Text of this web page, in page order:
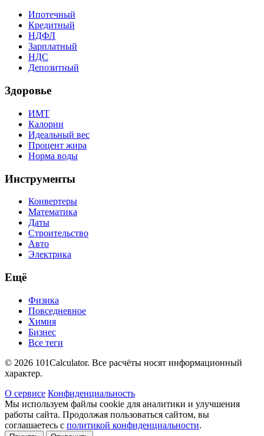
Ипотечный
Кредитный
НДФЛ
Зарплатный
НДС
Депозитный
Здоровье
ИМТ
Калории
Идеальный вес
Процент жира
Норма воды
Инструменты
Конвертеры
Математика
Даты
Строительство
Авто
Электрика
Ещё
Физика
Повседневное
Химия
Бизнес
Все теги
© 2026 101Calculator. Все расчёты носят информационный
характер.
О сервисе Конфиденциальность
Мы используем файлы cookie для аналитики и улучшения
работы сайта. Продолжая пользоваться сайтом, вы
соглашаетесь с политикой конфиденциальности.